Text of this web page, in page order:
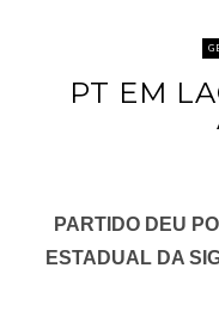
PT EM
PARTIDO DEU
ESTADUAL DA